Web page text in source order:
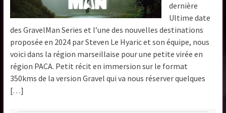
dernière
Ultime date
des GravelMan Series et l’une des nouvelles destinations
proposée en 2024 par Steven Le Hyaric et son équipe, nous
voici dans la région marseillaise pour une petite virée en
région PACA. Petit récit en immersion sur le format
350kms de la version Gravel qui va nous réserver quelques
[…]